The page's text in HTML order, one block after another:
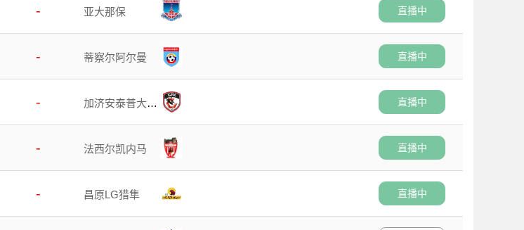
- 亚大那保 直播中
- 蒂察尔阿尔曼 直播中
-
加济安泰普大都
直播中
- 法西尔凯内马 直播中
- 昌原LG猎隼 直播中